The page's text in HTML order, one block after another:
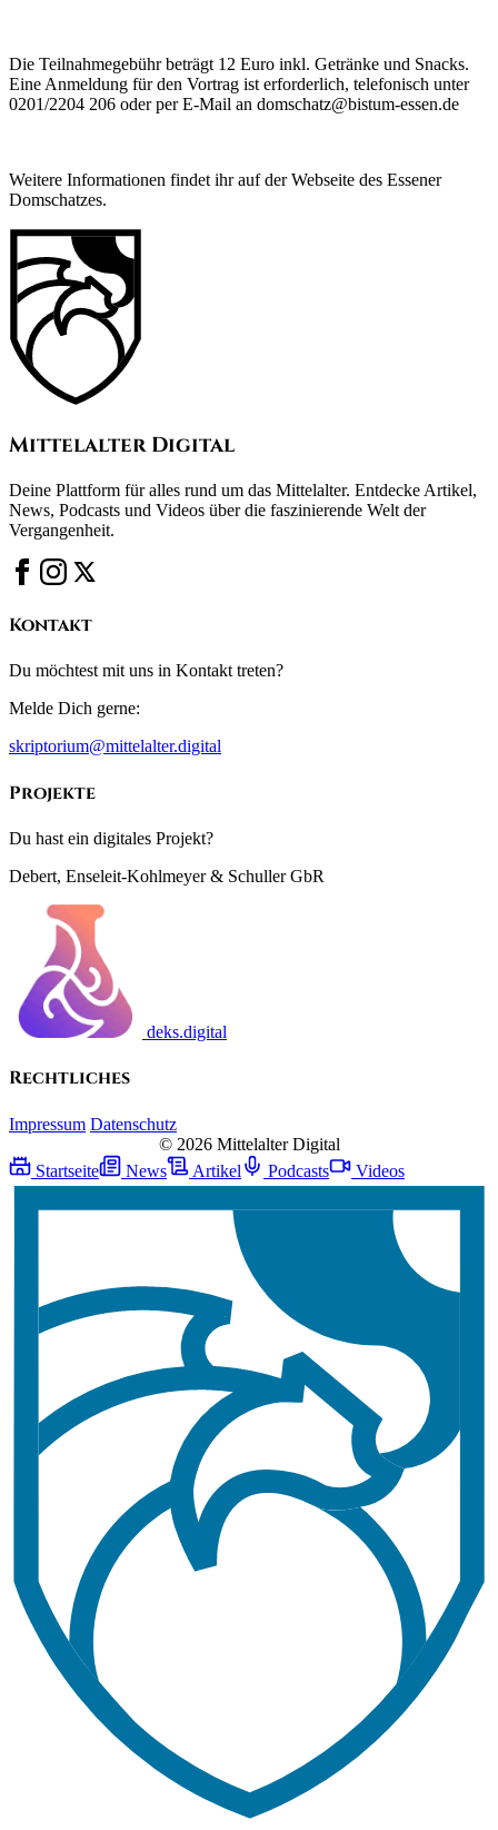
Die Teilnahmegebühr beträgt 12 Euro inkl. Getränke und Snacks.
Eine Anmeldung für den Vortrag ist erforderlich, telefonisch unter
0201/2204 206 oder per E-Mail an domschatz@bistum-essen.de
Weitere Informationen findet ihr auf der Webseite des Essener
Domschatzes.
Mittelalter Digital
Deine Plattform für alles rund um das Mittelalter. Entdecke Artikel,
News, Podcasts und Videos über die faszinierende Welt der
Vergangenheit.
Kontakt
Du möchtest mit uns in Kontakt treten?
Melde Dich gerne:
skriptorium@mittelalter.digital
Projekte
Du hast ein digitales Projekt?
Debert, Enseleit-Kohlmeyer & Schuller GbR
deks.digital
Rechtliches
Impressum Datenschutz
© 2026 Mittelalter Digital
Startseite
News Artikel Podcasts Videos